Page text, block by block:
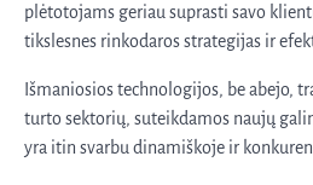
plėtotojams geriau suprasti savo
tikslesnes rinkodaros strategijas ir
Išmaniosios technologijos, be abejo,
turto sektorių, suteikdamos naujų
yra itin svarbu dinamiškoje ir